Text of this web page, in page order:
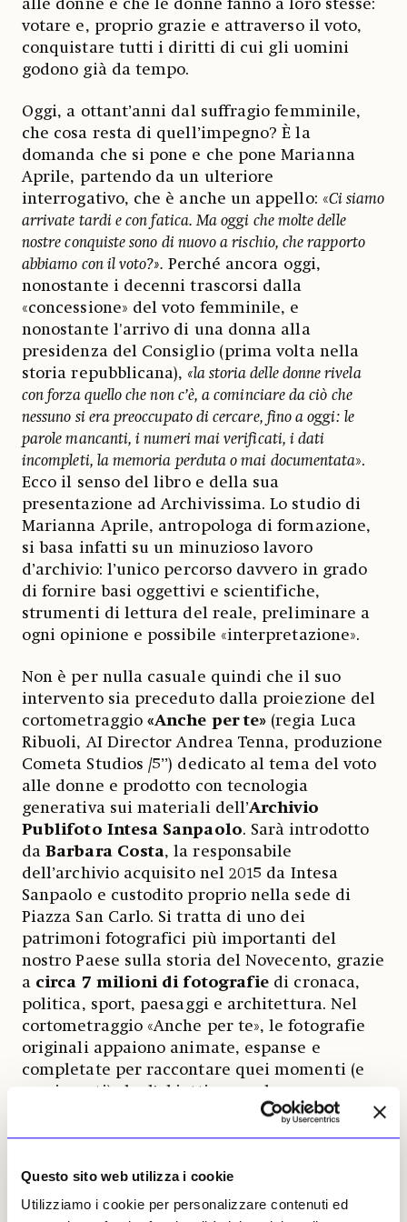
Questo sito web utilizza i cookie
Utilizziamo i cookie per personalizzare contenuti ed
alle donne e che le donne fanno a loro stesse:
votare e, proprio grazie e attraverso il voto,
conquistare tutti i diritti di cui gli uomini
godono già da tempo.
Oggi, a ottant’anni dal suffragio femminile,
che cosa resta di quell’impegno? È la
domanda che si pone e che pone Marianna
Aprile, partendo da un ulteriore
interrogativo, che è anche un appello: «Ci siamo
arrivate tardi e con fatica. Ma oggi che molte delle
nostre conquiste sono di nuovo a rischio, che rapporto
abbiamo con il voto?». Perché ancora oggi,
nonostante i decenni trascorsi dalla
«concessione» del voto femminile, e
nonostante l'arrivo di una donna alla
presidenza del Consiglio (prima volta nella
storia repubblicana), «la storia delle donne rivela
con forza quello che non c’è, a cominciare da ciò che
nessuno si era preoccupato di cercare, fino a oggi: le
parole mancanti, i numeri mai verificati, i dati
incompleti, la memoria perduta o mai documentata».
Ecco il senso del libro e della sua
presentazione ad Archivissima. Lo studio di
Marianna Aprile, antropologa di formazione,
si basa infatti su un minuzioso lavoro
d’archivio: l’unico percorso davvero in grado
di fornire basi oggettivi e scientifiche,
strumenti di lettura del reale, preliminare a
ogni opinione e possibile «interpretazione».
Non è per nulla casuale quindi che il suo
intervento sia preceduto dalla proiezione del
cortometraggio«Anche per te» (regia Luca
Ribuoli, AI Director Andrea Tenna, produzione
Cometa Studios /5’’) dedicato al tema del voto
alle donne e prodotto con tecnologia
generativa sui materiali dell’Archivio
Publifoto Intesa Sanpaolo. Sarà introdotto
daBarbara Costa, la responsabile
dell’archivio acquisito nel 2015 da Intesa
Sanpaolo e custodito proprio nella sede di
Piazza San Carlo. Si tratta di uno dei
patrimoni fotografici più importanti del
nostro Paese sulla storia del Novecento, grazie
a circa 7 milioni di fotografie di cronaca,
politica, sport, paesaggi e architettura. Nel
cortometraggio «Anche per te», le fotografie
originali appaiono animate, espanse e
completate per raccontare quei momenti (e
movimenti) che l'obiettivo non ha
originariamente ritratto: un gesto privato o
un fuori campo, come la cabina elettorale. Ma
dall'Intelligenza Artificiale è dichiarata
esplicitamente nel film. Perché l'archivio,